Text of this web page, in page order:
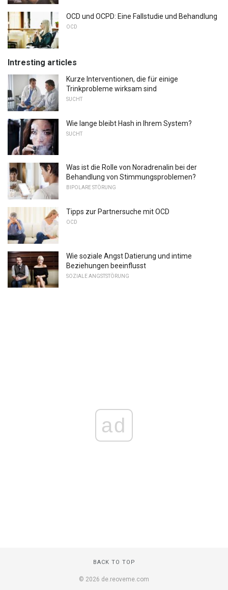
OCD und OCPD: Eine Fallstudie und Behandlung
OCD
Intresting articles
Kurze Interventionen, die für einige
Trinkprobleme wirksam sind
SUCHT
Wie lange bleibt Hash in Ihrem System?
SUCHT
Was ist die Rolle von Noradrenalin bei der
Behandlung von Stimmungsproblemen?
BIPOLARE STÖRUNG
Tipps zur Partnersuche mit OCD
OCD
Wie soziale Angst Datierung und intime
Beziehungen beeinflusst
SOZIALE ANGSTSTÖRUNG
ad
BACK TO TOP
© 2026 de.reoveme.com